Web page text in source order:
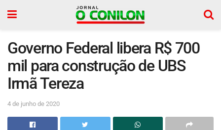
Governo Federal libera R$ 700
mil para construção de UBS
Irmã Tereza
4 de junho de 2020